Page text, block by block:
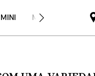
MINI Empresas